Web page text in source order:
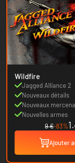
Wildfire
Jagged Alliance 2
Nouveaux détails
Nouveaux
Nouvelles armes
9 €-83%
Ajouter